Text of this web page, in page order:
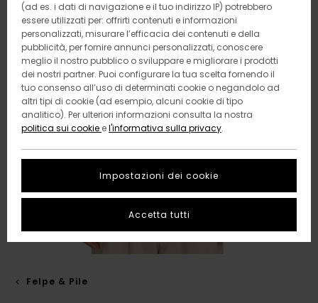
Felpe & Pile
(ad es. i dati di navigazione e il tuo indirizzo IP) potrebbero
essere utilizzati per: offrirti contenuti e informazioni
personalizzati, misurare l’efficacia dei contenuti e della
pubblicità, per fornire annunci personalizzati, conoscere
meglio il nostro pubblico o sviluppare e migliorare i prodotti
dei nostri partner. Puoi configurare la tua scelta fornendo il
tuo consenso all’uso di determinati cookie o negandolo ad
altri tipi di cookie (ad esempio, alcuni cookie di tipo
analitico). Per ulteriori informazioni consulta la nostra
politica sui cookie el'informativa sulla privacy.
Impostazioni dei cookie
Accetta tutti